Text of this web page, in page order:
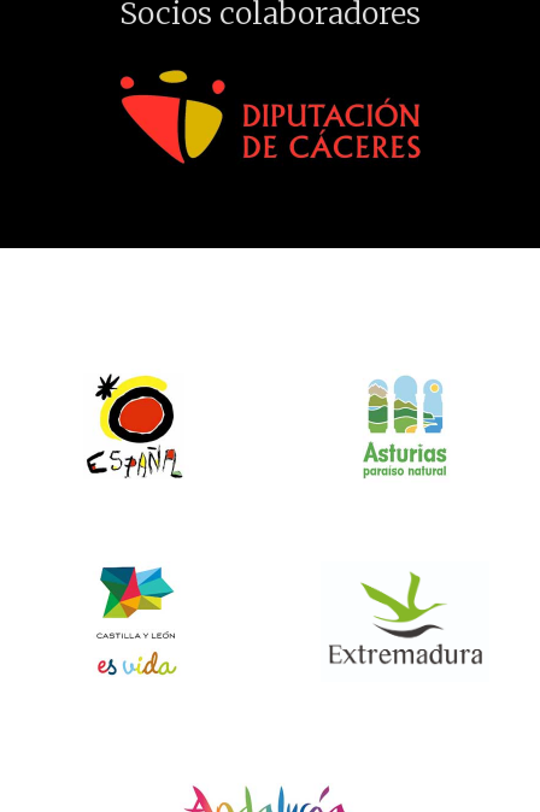
Socios colaboradores